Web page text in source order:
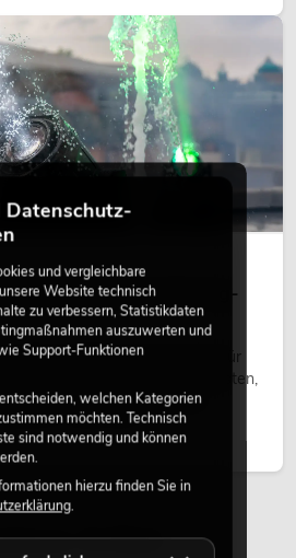
€
Slim PAR-7 HCL +
mehr verfügbar
Wetterfeste Moving-
bewegliche Scheinwerfer für
werden bei Festivals, Stadtfesten,
und
eingesetzt.
Artikel
Datenschutz-
und vergleichbare
Website technisch
zu verbessern, Statistikdaten
auszuwerten und
Support-Funktionen
welchen Kategorien
möchten. Technisch
sind notwendig und können
hierzu finden Sie in
.